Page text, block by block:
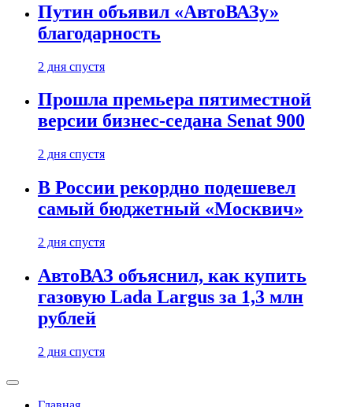
Путин объявил «АвтоВАЗу»
благодарность
2 дня спустя
Прошла премьера пятиместной
версии бизнес-седана Senat 900
2 дня спустя
В России рекордно подешевел
самый бюджетный «Москвич»
2 дня спустя
АвтоВАЗ объяснил, как купить
газовую Lada Largus за 1,3 млн
рублей
2 дня спустя